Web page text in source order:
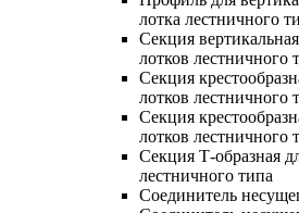
лотка лестничного
Секция
лотков лестничного
Секция
лотков лестничного
Секция
лотков лестничного
Секция Т-образная
лестничного типа
Соединитель